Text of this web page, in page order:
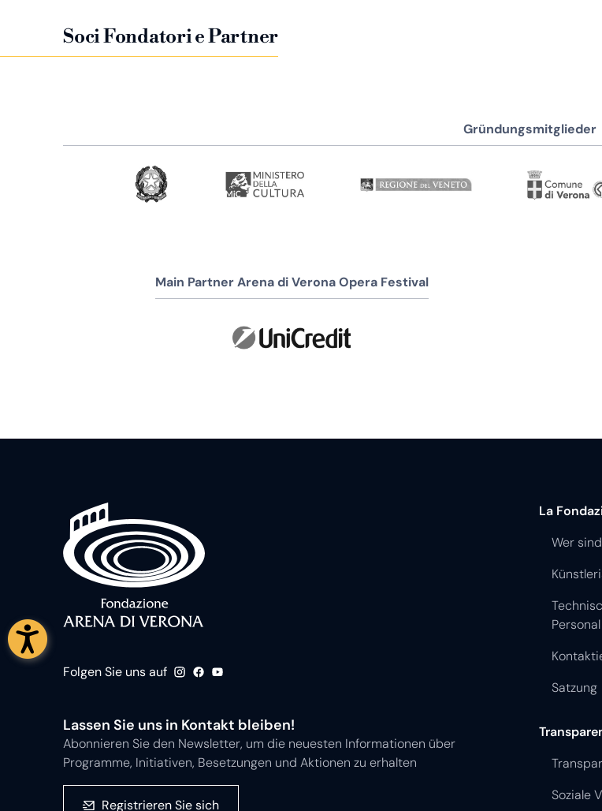
Soci Fondatori e Partner
Gründungsmitglieder
Main Partner Arena di Verona Opera Festival
Folgen Sie uns auf
Lassen Sie uns in Kontakt bleiben!
Abonnieren Sie den Newsletter, um die neuesten Informationen über
Programme, Initiativen, Besetzungen und Aktionen zu erhalten
Registrieren Sie sich
La
Wer
Personal
Satzung
Soziale